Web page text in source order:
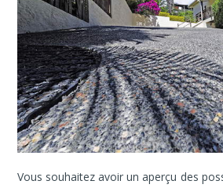
Vous souhaitez avoir un aperçu des